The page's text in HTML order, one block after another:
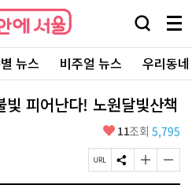
검
창
열
기
메
뉴
전
체
보
기
뉴스 비주얼 뉴스 우리동
피어난다! 노원달빛산책
좋
요
11조회 5,795
페
이
S
N
글
자
글
자